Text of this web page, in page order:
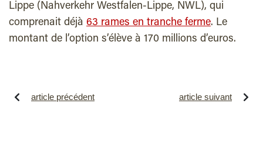
Lippe (Nahverkehr Westfalen-Lippe, NWL), qui
comprenait déjà 63 rames en tranche ferme. Le
montant de l’option s’élève à 170 millions d’euros.
article précédent article suivant